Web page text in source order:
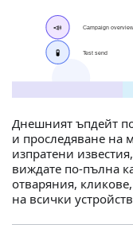
Днешният ъпдейт
и проследяване на
изпратени
виждате по‑пълна
отваряния,
на всички